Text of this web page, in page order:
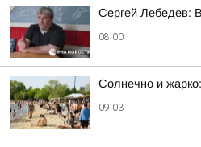
Сергей Лебедев:
08:00
Солнечно и
09:03